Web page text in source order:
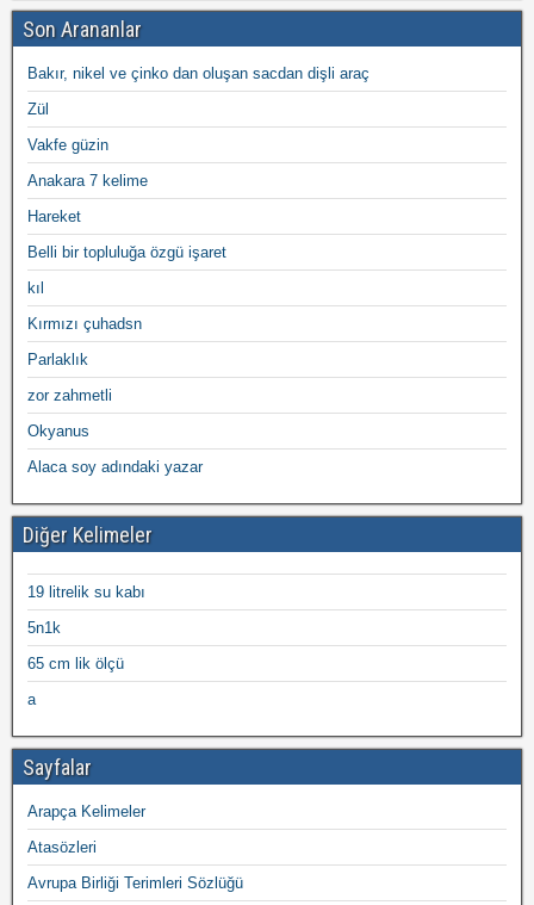
Son Arananlar
Bakır, nikel ve çinko dan oluşan sacdan dişli araç
Zül
Vakfe güzin
Anakara 7 kelime
Hareket
Belli bir topluluğa özgü işaret
kıl
Kırmızı çuhadsn
Parlaklık
zor zahmetli
Okyanus
Alaca soy adındaki yazar
Diğer Kelimeler
19 litrelik su kabı
5n1k
65 cm lik ölçü
a
Sayfalar
Arapça Kelimeler
Atasözleri
Avrupa Birliği Terimleri Sözlüğü